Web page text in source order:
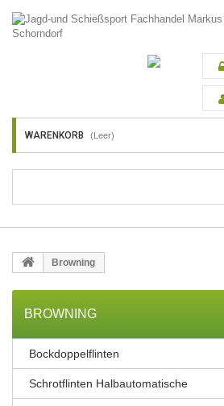
WARENKORB (Leer)
Browning
BROWNING
Bockdoppelflinten
Schrotflinten Halbautomatische